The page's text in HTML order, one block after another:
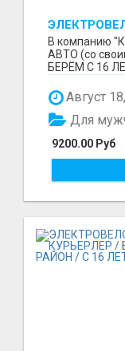
ВЕЛО, АВТО
ЛЮБОЙ
В компанию
АВТО (со
БЕРЁМ С 16
Август
9200.00 Руб
Для